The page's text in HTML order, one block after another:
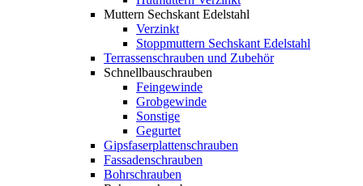
Muttern Sechskant Edelstahl
Verzinkt
Stoppmuttern Sechskant Edelstahl
Terrassenschrauben und Zubehör
Schnellbauschrauben
Feingewinde
Grobgewinde
Sonstige
Gegurtet
Gipsfaserplattenschrauben
Fassadenschrauben
Bohrschrauben